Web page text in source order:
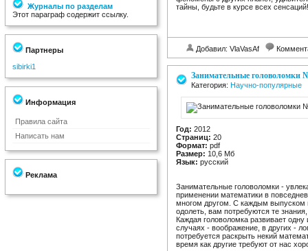
Журналы по разделам
Этот параграф содержит ссылку.
Партнеры
sibirki1
Информация
Правила сайта
Написать нам
Реклама
тайны, будьте в курсе всех сенсаций!
Добавил: VlaVasAf
Занимательные головоломки
Категория: Научно-популярные
Год: 2012
Страниц: 20
Формат: pdf
Размер: 10,6 Мб
Язык: русский
Занимательные головоломки -
применении математики в
многом другом. С каждым выпуском
одолеть, вам потребуются те
Каждая головоломка развивает
случаях - воображение, в других -
потребуется раскрыть некий
время как другие требуют от нас